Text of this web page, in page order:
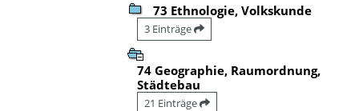
73 Ethnologie, Volkskunde
3 Einträge
74 Geographie, Raumordnung,
Städtebau
21 Einträge